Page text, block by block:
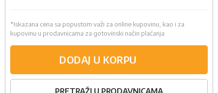
*Iskazana cena sa popustom važi za online kupovinu, kao i za
kupovinu u prodavnicama za gotovinski način plaćanja
DODAJ U KORPU